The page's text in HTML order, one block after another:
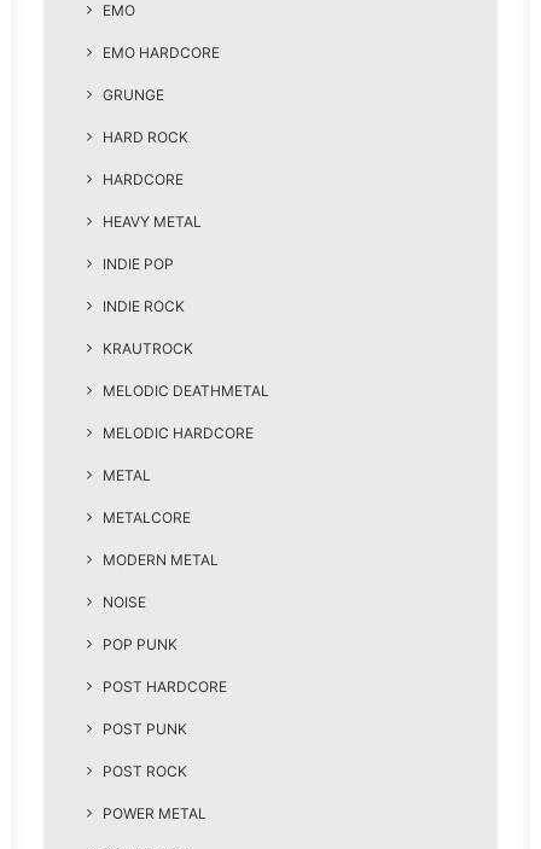
EMO
EMO HARDCORE
GRUNGE
HARD ROCK
HARDCORE
HEAVY METAL
INDIE POP
INDIE ROCK
KRAUTROCK
MELODIC DEATHMETAL
MELODIC HARDCORE
METAL
METALCORE
MODERN METAL
NOISE
POP PUNK
POST HARDCORE
POST PUNK
POST ROCK
POWER METAL